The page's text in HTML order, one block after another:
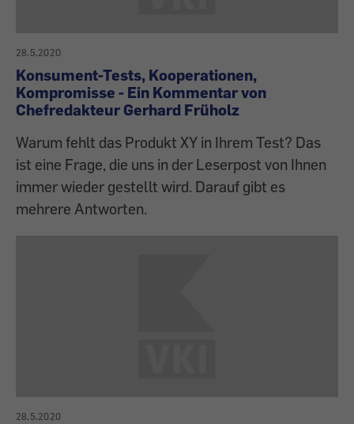
28.5.2020
Konsument-Tests, Kooperationen,
Kompromisse - Ein Kommentar von
Chefredakteur Gerhard Früholz
Warum fehlt das Produkt XY in Ihrem Test? Das
ist eine Frage, die uns in der Leserpost von Ihnen
immer wieder gestellt wird. Darauf gibt es
mehrere Antworten.
28.5.2020